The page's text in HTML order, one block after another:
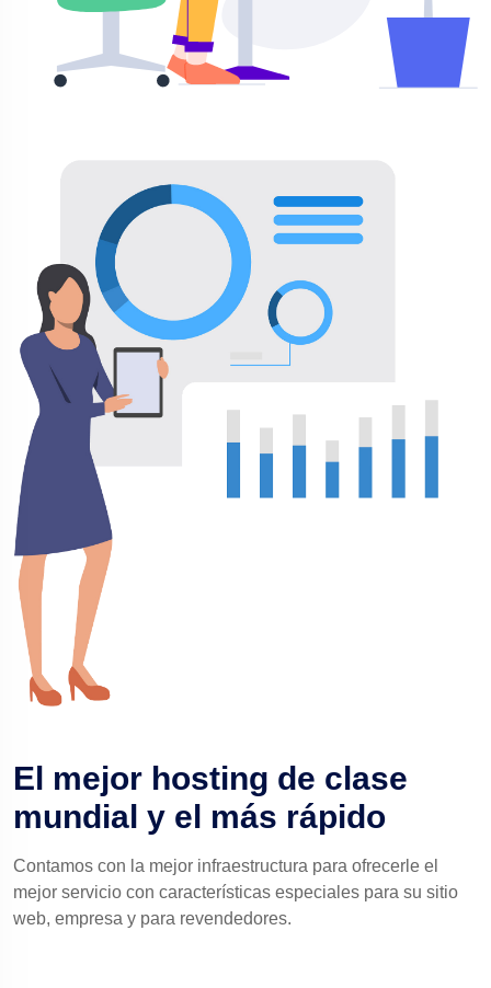
El mejor hosting de clase
mundial y el más rápido
Contamos con la mejor infraestructura para ofrecerle el
mejor servicio con características especiales para su sitio
web, empresa y para revendedores.